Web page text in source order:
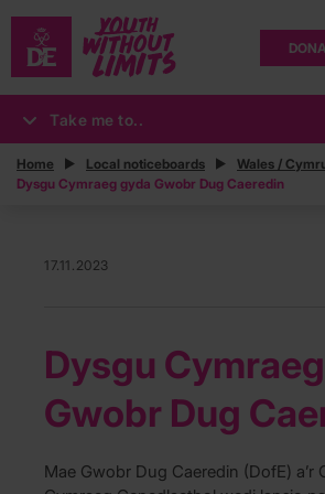
Take me to..
Home Local noticeboards
Wales /
Dysgu Cymraeg gyda Gwobr Dug Caeredin
17.11.2023
Dysgu
Gwobr Dug
Mae Gwobr Dug Caeredin (DofE) a’r